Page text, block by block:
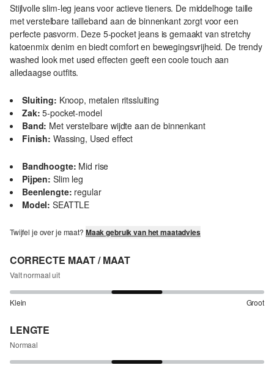
Stijlvolle slim-leg jeans voor actieve tieners. De middelhoge taille
met verstelbare tailleband aan de binnenkant zorgt voor een
perfecte pasvorm. Deze 5-pocket jeans is gemaakt van stretchy
katoenmix denim en biedt comfort en bewegingsvrijheid. De trendy
washed look met used effecten geeft een coole touch aan
alledaagse outfits.
Sluiting: Knoop, metalen ritssluiting
Zak: 5-pocket-model
Band: Met verstelbare wijdte aan de binnenkant
Finish: Wassing, Used effect
Bandhoogte: Mid rise
Pijpen: Slim leg
Beenlengte: regular
Model: SEATTLE
Twijfel je over je maat? Maak gebruik van het maatadvies
CORRECTE MAAT / MAAT
Valt normaal uit
Klein Groot
LENGTE
Normaal